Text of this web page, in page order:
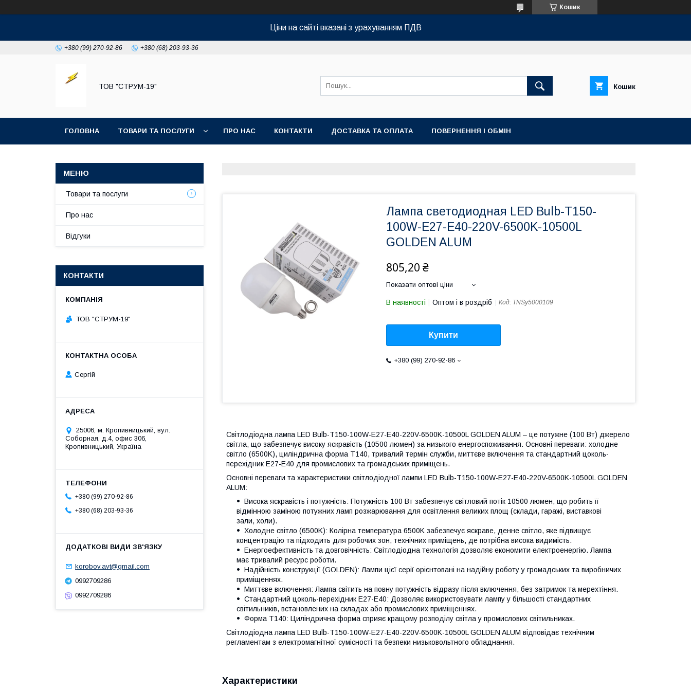
Кошик
Ціни на сайті вказані з урахуванням ПДВ
+380 (99) 270-92-86 +380 (68) 203-93-36
ТОВ "СТРУМ-19" Кошик
ГОЛОВНА ТОВАРИ ТА ПОСЛУГИ ПРО НАС КОНТАКТИ ДОСТАВКА ТА ОПЛАТА ПОВЕРНЕННЯ І ОБМІН
Лампа светодиодная LED Bulb-T150-
100W-E27-E40-220V-6500K-10500L
GOLDEN ALUM
805,20 ₴
Показати оптові ціни
В наявності Оптом і в роздріб Код: TNSy5000109
Купити
+380 (99) 270-92-86
Світлодіодна лампа LED Bulb-T150-100W-E27-E40-220V-6500K-10500L GOLDEN ALUM – це потужне (100 Вт) джерело
світла, що забезпечує високу яскравість (10500 люмен) за низького енергоспоживання. Основні переваги: ​​холодне
світло (6500K), циліндрична форма T140, тривалий термін служби, миттєве включення та стандартний цоколь-
перехідник E27-Е40 для промислових та громадських приміщень.
Основні переваги та характеристики світлодіодної лампи LED Bulb-T150-100W-E27-E40-220V-6500K-10500L GOLDEN
ALUM:
Висока яскравість і потужність: Потужність 100 Вт забезпечує світловий потік 10500 люмен, що робить її
відмінною заміною потужних ламп розжарювання для освітлення великих площ (склади, гаражі, виставкові
зали, холи).
Холодне світло (6500K): Колірна температура 6500K забезпечує яскраве, денне світло, яке підвищує
концентрацію та підходить для робочих зон, технічних приміщень, де потрібна висока видимість.
Енергоефективність та довговічність: Світлодіодна технологія дозволяє економити електроенергію. Лампа
має тривалий ресурс роботи.
Надійність конструкції (GOLDEN): Лампи цієї серії орієнтовані на надійну роботу у громадських та виробничих
приміщеннях.
Миттєве включення: Лампа світить на повну потужність відразу після включення, без затримок та мерехтіння.
Стандартний цоколь-перехідник E27-Е40: Дозволяє використовувати лампу у більшості стандартних
світильників, встановлених на складах або промислових приміщеннях.
Форма T140: Циліндрична форма сприяє кращому розподілу світла у промислових світильниках.
Світлодіодна лампа LED Bulb-T150-100W-E27-E40-220V-6500K-10500L GOLDEN ALUM відповідає технічним
регламентам з електромагнітної сумісності та безпеки низьковольтного обладнання.
Характеристики
Товари та послуги
Про нас
Відгуки
КОНТАКТИ
ТОВ "СТРУМ-19"
Сергій
25006, м. Кропивницький, вул.
Соборная, д.4, офис 306,
Кропивницький, Україна
+380 (99) 270-92-86
+380 (68) 203-93-36
korobov.avt@gmail.com
0992709286
0992709286